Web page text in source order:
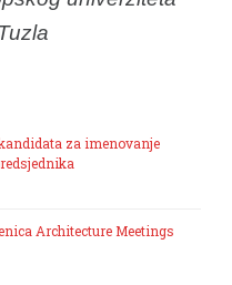
za imenovanje
Architecture Meetings